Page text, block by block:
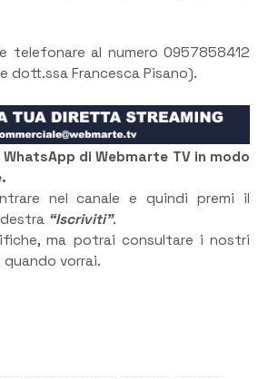
telefonare al numero 0957858412
dott.ssa Francesca Pisano).
di Webmarte TV in modo
nel canale e quindi premi il
“Iscriviti”.
ma potrai consultare i nostri
vorrai.